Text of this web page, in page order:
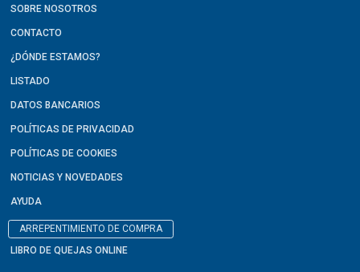
SOBRE NOSOTROS
CONTACTO
¿DÓNDE ESTAMOS?
LISTADO
DATOS BANCARIOS
POLÍTICAS DE PRIVACIDAD
POLÍTICAS DE COOKIES
NOTICIAS Y NOVEDADES
AYUDA
ARREPENTIMIENTO DE COMPRA
LIBRO DE QUEJAS ONLINE